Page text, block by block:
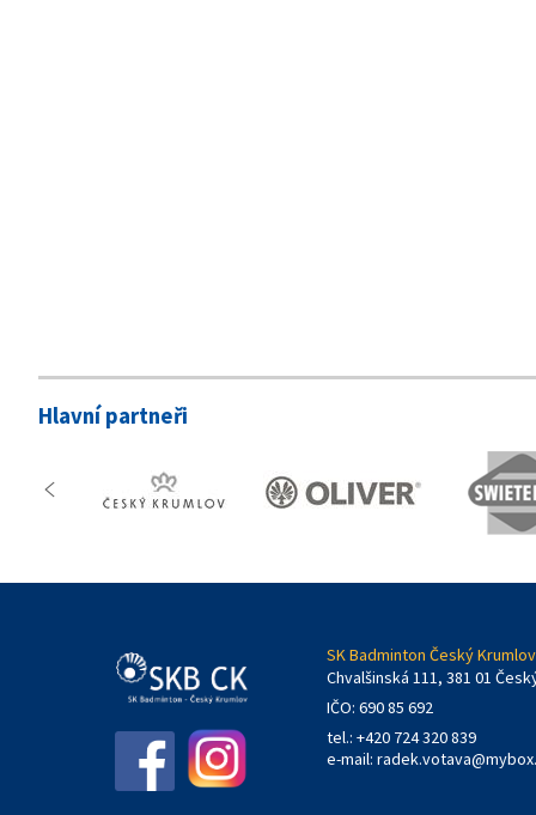
Hlavní partneři
SK Badminton Český
Chvalšinská 111, 381 01
IČO: 690 85 692
tel.: +420 724 320 839
e-mail: